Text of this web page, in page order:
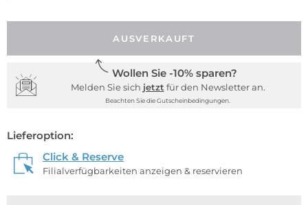
AUSVERKAUFT
Wollen Sie -10% sparen?
Melden Sie sich jetzt für den Newsletter an.
Beachten Sie die Gutscheinbedingungen.
Lieferoption:
Click & Reserve
Filialverfügbarkeiten anzeigen & reservieren